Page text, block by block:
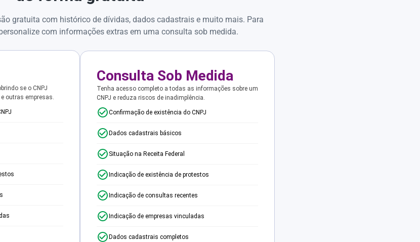
gratuita com histórico de dívidas, dados cadastrais e muito mais. Para
com informações extras em uma consulta sob medida.
se o CNPJ
outras empresas.
Consulta Sob Medida
Tenha acesso completo a todas as informações sobre um
CNPJ e reduza riscos de inadimplência.
Confirmação de existência do CNPJ
Dados cadastrais básicos
Situação na Receita Federal
Indicação de existência de protestos
Indicação de consultas recentes
Indicação de empresas vinculadas
Dados cadastrais completos